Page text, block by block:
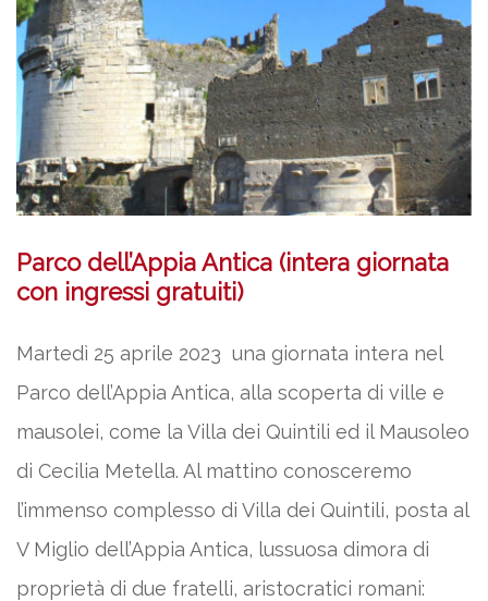
Parco dell’Appia Antica (intera giornata
con ingressi gratuiti)
Martedì 25 aprile 2023 una giornata intera nel
Parco dell’Appia Antica, alla scoperta di ville e
mausolei, come la Villa dei Quintili ed il Mausoleo
di Cecilia Metella. Al mattino conosceremo
l’immenso complesso di Villa dei Quintili, posta al
V Miglio dell’Appia Antica, lussuosa dimora di
proprietà di due fratelli, aristocratici romani: